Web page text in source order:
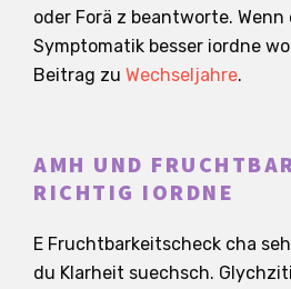
oder Forä z beantworte.
Symptomatik besser iordne
Beitrag zu Wechseljahre.
AMH UND
RICHTIG IORDNE
E Fruchtbarkeitscheck cha
du Klarheit suechsch.